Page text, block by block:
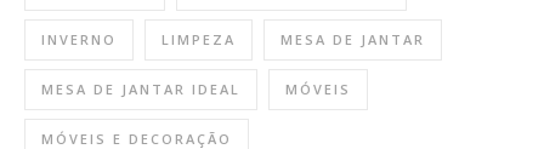
INVERNO LIMPEZA MESA DE JANTAR
MESA DE JANTAR IDEAL MÓVEIS
MÓVEIS E DECORAÇÃO